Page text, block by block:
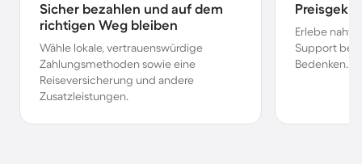
Sicher bezahlen und auf dem
richtigen Weg bleiben
Wähle lokale, vertrauenswürdige
Zahlungsmethoden sowie eine
Reiseversicherung und andere
Zusatzleistungen.
Erlebe
Support bei
Bedenken.